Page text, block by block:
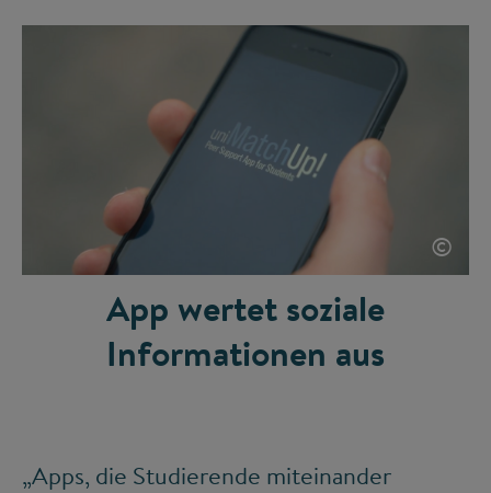
App wertet soziale
Informationen aus
©
„Apps, die Studierende miteinander